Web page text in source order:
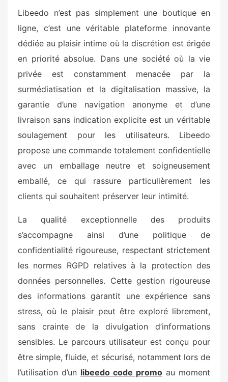
Libeedo n’est pas simplement une boutique en
ligne, c’est une véritable plateforme innovante
dédiée au plaisir intime où la discrétion est érigée
en priorité absolue. Dans une société où la vie
privée est constamment menacée par la
surmédiatisation et la digitalisation massive, la
garantie d’une navigation anonyme et d’une
livraison sans indication explicite est un véritable
soulagement pour les utilisateurs. Libeedo
propose une commande totalement confidentielle
avec un emballage neutre et soigneusement
emballé, ce qui rassure particulièrement les
clients qui souhaitent préserver leur intimité.
La qualité exceptionnelle des produits
s’accompagne ainsi d’une politique de
confidentialité rigoureuse, respectant strictement
les normes RGPD relatives à la protection des
données personnelles. Cette gestion rigoureuse
des informations garantit une expérience sans
stress, où le plaisir peut être exploré librement,
sans crainte de la divulgation d’informations
sensibles. Le parcours utilisateur est conçu pour
être simple, fluide, et sécurisé, notamment lors de
l’utilisation d’un libeedo code promo au moment